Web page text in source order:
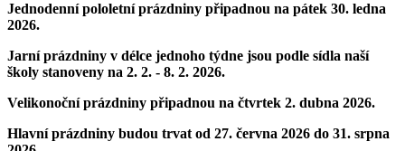
Jednodenní pololetní prázdniny připadnou na pátek 30. ledna
2026.
Jarní prázdniny v délce jednoho týdne jsou podle sídla naší
školy stanoveny na 2. 2. - 8. 2. 2026.
Velikonoční prázdniny připadnou na čtvrtek 2. dubna 2026.
Hlavní prázdniny budou trvatod 27. června 2026 do 31. srpna